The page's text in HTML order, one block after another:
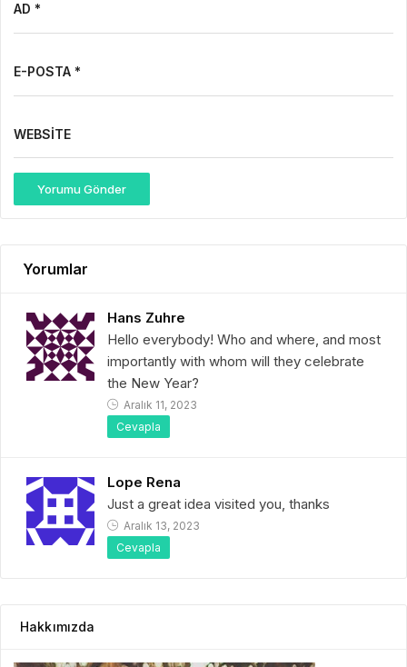
AD *
E-POSTA *
WEBSITE
Yorumu Gönder
Yorumlar
Hans Zuhre
Hello everybody! Who and where, and most
importantly with whom will they celebrate
the New Year?
Aralık 11, 2023
Cevapla
Lope Rena
Just a great idea visited you, thanks
Aralık 13, 2023
Cevapla
Hakkımızda